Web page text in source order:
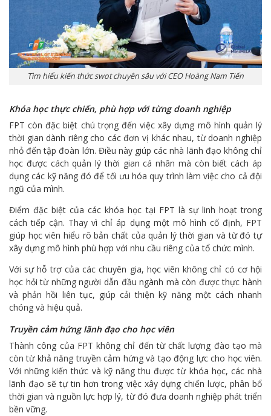
Tìm hiểu kiến thức swot chuyên sâu với CEO Hoàng Nam Tiến
Khóa học thực chiến, phù hợp với từng doanh nghiệp
FPT còn đặc biệt chú trọng đến việc xây dựng mô hình quản lý
thời gian dành riêng cho các đơn vị khác nhau, từ doanh nghiệp
nhỏ đến tập đoàn lớn. Điều này giúp các nhà lãnh đạo không chỉ
học được cách quản lý thời gian cá nhân mà còn biết cách áp
dụng các kỹ năng đó để tối ưu hóa quy trình làm việc cho cả đội
ngũ của mình.
Điểm đặc biệt của các khóa học tại FPT là sự linh hoạt trong
cách tiếp cận. Thay vì chỉ áp dụng một mô hình cố định, FPT
giúp học viên hiểu rõ bản chất của quản lý thời gian và từ đó tự
xây dựng mô hình phù hợp với nhu cầu riêng của tổ chức mình.
Với sự hỗ trợ của các chuyên gia, học viên không chỉ có cơ hội
học hỏi từ những người dẫn đầu ngành mà còn được thực hành
và phản hồi liên tục, giúp cải thiện kỹ năng một cách nhanh
chóng và hiệu quả.
Truyền cảm hứng lãnh đạo cho học viên
Thành công của FPT không chỉ đến từ chất lượng đào tạo mà
còn từ khả năng truyền cảm hứng và tạo động lực cho học viên.
Với những kiến thức và kỹ năng thu được từ khóa học, các nhà
lãnh đạo sẽ tự tin hơn trong việc xây dựng chiến lược, phân bổ
thời gian và nguồn lực hợp lý, từ đó đưa doanh nghiệp phát triển
bền vững.